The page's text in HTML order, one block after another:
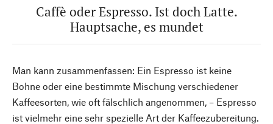
Caffè oder Espresso. Ist doch Latte.
Hauptsache, es mundet
Man kann zusammenfassen: Ein Espresso ist keine
Bohne oder eine bestimmte Mischung verschiedener
Kaffeesorten, wie oft fälschlich angenommen, – Espresso
ist vielmehr eine sehr spezielle Art der Kaffeezubereitung.